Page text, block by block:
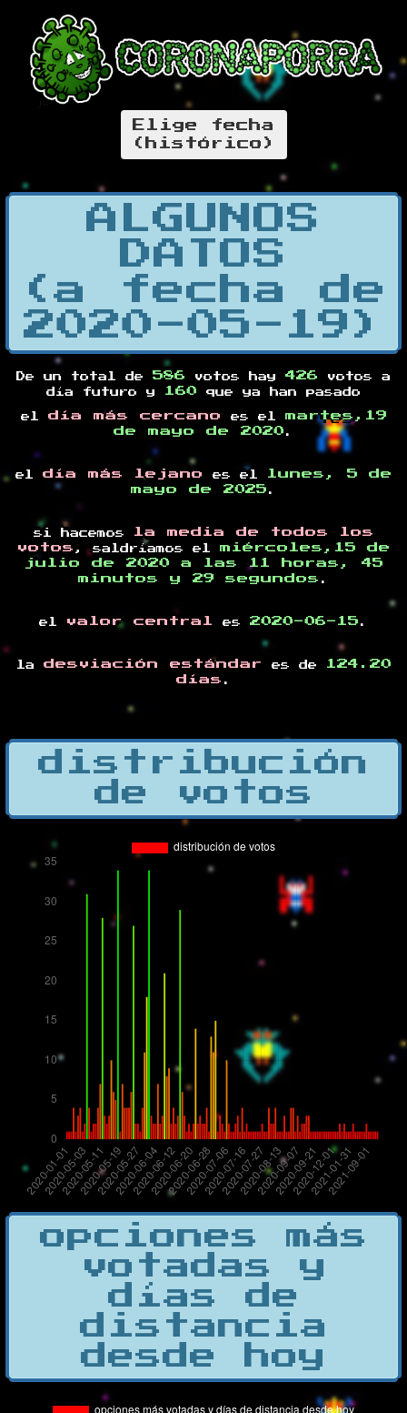
Elige fecha
(histórico)
ALGUNOS
DATOS
(a fecha de
2020-05-19)
De un total de 586 votos hay 426 votos a
día futuro y 160 que ya han pasado
el día más cercano es el martes,19
de mayo de 2020 .
el día más lejano es el
lunes, 5 de
mayo de 2025 .
si hacemos
la media de todos los
votos , saldríamos el miércoles,15 de
julio de 2020 a las 11 horas, 45
minutos y 29 segundos .
el valor central es 2020-06-15 .
la desviación estándar es de
124.20
días .
distribución
de votos
opciones más
votadas y
días de
distancia
desde hoy